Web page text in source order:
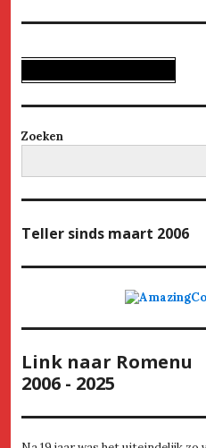
Zoeken
Teller sinds maart 2006
Link naar Romenu
2006 - 2025